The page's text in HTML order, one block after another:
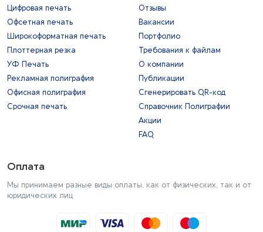
Цифровая печать
Офсетная печать
Широкоформатная печать
Плоттерная резка
УФ Печать
Рекламная полиграфия
Офисная полиграфия
Срочная печать
Отзывы
Вакансии
Портфолио
Требования к файлам
О компании
Публикации
Сгенерировать QR-код
Справочник Полиграфии
Акции
FAQ
Оплата
Мы принимаем разные виды оплаты, как от физических, так и от
юридических лиц